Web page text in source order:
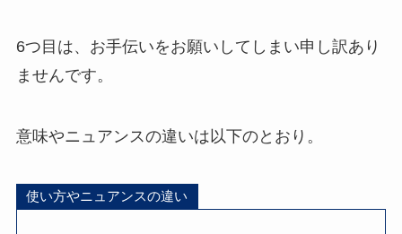
6つ目は、お手伝いをお願いしてしまい申し訳あり
ませんです。
意味やニュアンスの違いは以下のとおり。
使い方やニュアンスの違い